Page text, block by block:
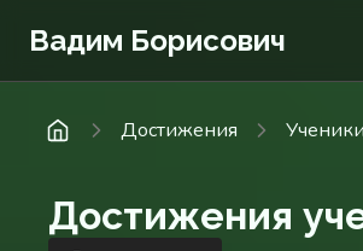
Вадим Борисович
Достижения Ученики
Достижения